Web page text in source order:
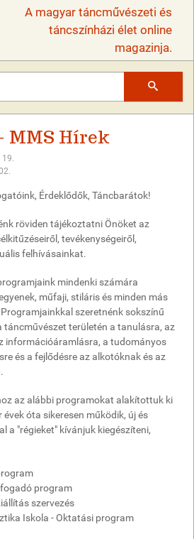
A magyar táncművészeti és
táncszínházi élet online
magazinja.
MMS Hírek
19.
Érdeklődők, Táncbarátok!
röviden tájékoztatni Önöket az
tevékenységeiről,
felhívásainkat.
mindenki számára
műfaji, stiláris és minden más
szeretnénk sokszínű
táncművészet területén a tanulásra, az
információáramlásra, a tudományos
és a fejlődésre az alkotóknak és az
az alábbi programokat alakítottuk ki
óta sikeresen működik, új és
a "régieket" kívánjuk kiegészíteni,
program
szervezés
Iskola - Oktatási program